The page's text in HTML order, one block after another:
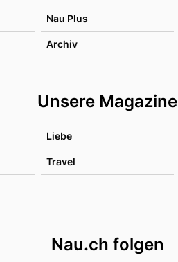
Nau Plus
Archiv
Unsere Magazine
Liebe
Travel
Nau.ch folgen